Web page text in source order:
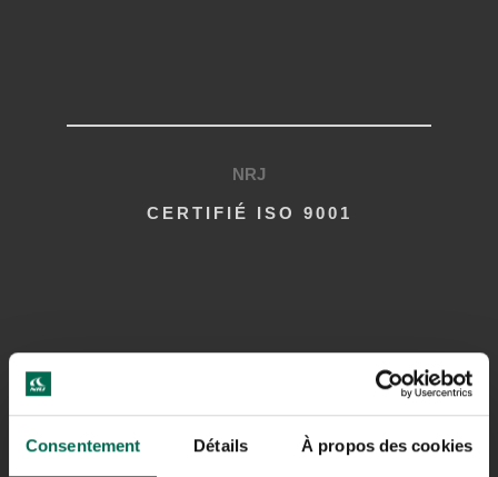
Consentement Détails À propos des cookies
NRJ
CERTIFIÉ ISO 9001
23, AVENUE MILTON,